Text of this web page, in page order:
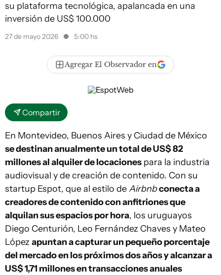
su plataforma tecnológica, apalancada en una
inversión de US$ 100.000
27 de mayo 2026 5:00 hs
Agregar El Observador en
Compartir
En Montevideo, Buenos Aires y Ciudad de México
se destinan anualmente un total de US$ 82
millones al alquiler de locaciones para la industria
audiovisual y de creación de contenido. Con su
startup Espot, que al estilo deAirbnbconecta a
creadores de contenido con anfitriones que
alquilan sus espacios por hora, los uruguayos
Diego Centurión, Leo Fernández Chaves y Mateo
López apuntan a capturar un pequeño porcentaje
del mercado en los próximos dos años y alcanzar a
US$ 1,71 millones en transacciones anuales